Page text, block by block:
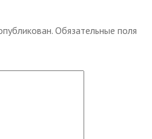
Обязательные поля